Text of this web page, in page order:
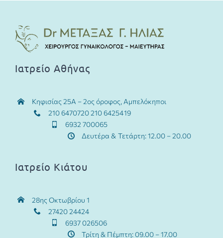
Ιατρείο Αθήνας
Κηφισίας 25Α – 2ος όροφος, Αμπελόκηποι
210 6470720 210 6425419
6932 700065
Δευτέρα & Τετάρτη: 12.00 – 20.00
Ιατρείο Κιάτου
28ης Οκτωβρίου 1
27420 24424
6937 026506
Τρίτη & Πέμπτη: 09.00 – 17.00